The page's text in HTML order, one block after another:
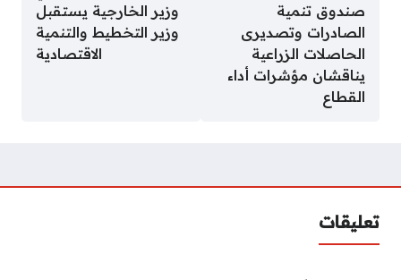
صندوق تنمية
الصادرات وتصديرى
الحاصلات الزراعية
يناقشان مؤشرات أداء
القطاع
وزير الخارجية يستقبل
وزير التخطيط والتنمية
الاقتصادية
تعليقات